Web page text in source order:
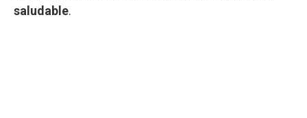
saludable.